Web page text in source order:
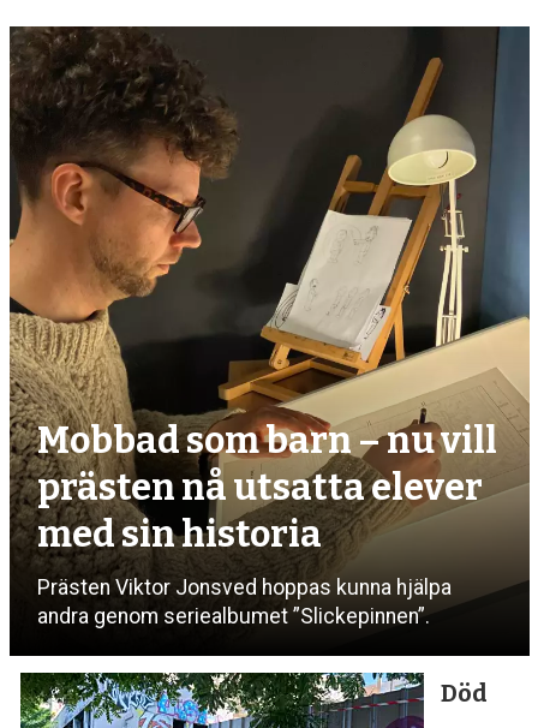
Mobbad som barn – nu vill
prästen nå utsatta elever
med sin historia
Prästen Viktor Jonsved hoppas kunna hjälpa
andra genom seriealbumet ”Slickepinnen”.
Död